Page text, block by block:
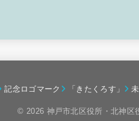
記念ロゴマーク 「きたくろす」
© 2026 神戸市北区役所・北神区